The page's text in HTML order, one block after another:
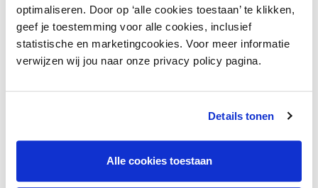
optimaliseren. Door op ‘alle cookies toestaan’ te klikken,
geef je toestemming voor alle cookies, inclusief
statistische en marketingcookies. Voor meer informatie
verwijzen wij jou naar onze privacy policy pagina.
Details tonen
Alle cookies toestaan
Groningers zien kansen voor een economie waarbij het
draait om toerisme en verblijfskwaliteit en niet alleen
massaconsumptie. Bezoekers die niet alleen komen
winkelen en eten, maar van de binnenstad willen
vrijetijdseconomie, ook vanuit de Economische Agenda